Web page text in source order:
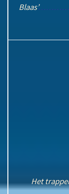
Blaas’
Het